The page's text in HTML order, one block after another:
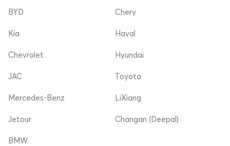
BYD
Kia
Chevrolet
Chery
Haval
Hyundai
JAC
Mercedes-Benz
Jetour
Toyota
LiXiang
Changan (Deepal)
BMW